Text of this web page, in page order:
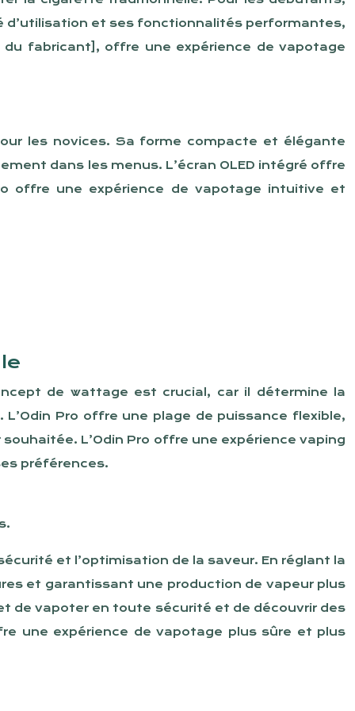
d’utilisation et ses fonctionnalités performantes,
fabricant], offre une expérience de vapotage
les novices. Sa forme compacte et élégante
dans les menus. L’écran OLED intégré offre
offre une expérience de vapotage intuitive et
de wattage est crucial, car il détermine la
Pro offre une plage de puissance flexible,
L’Odin Pro offre une expérience vaping
préférences.
et l’optimisation de la saveur. En réglant la
et garantissant une production de vapeur plus
de vapoter en toute sécurité et de découvrir des
une expérience de vapotage plus sûre et plus